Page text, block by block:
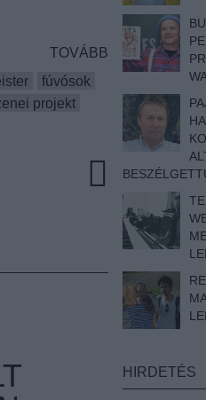
TOVÁBB
fúvósok
projekt
HIRDETÉS